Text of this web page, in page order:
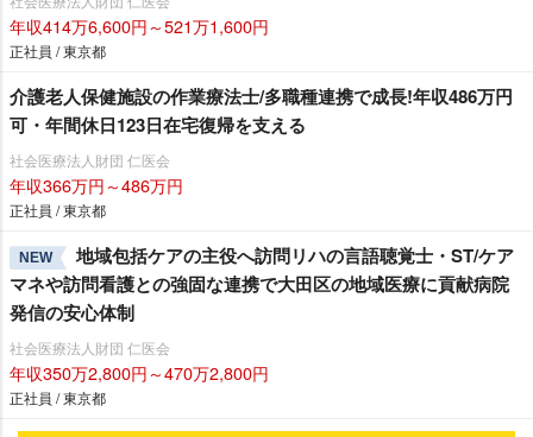
年収414万6,600円～521万1,600円
正社員 / 東京都
介護老人保健施設の作業療法士/多職種連携で成長!年収486万円
可・年間休日123日在宅復帰を支える
社会医療法人財団 仁医会
年収366万円～486万円
正社員 / 東京都
NEW
地域包括ケアの主役へ訪問リハの言語聴覚士・ST/ケア
マネや訪問看護との強固な連携で大田区の地域医療に貢献病院
発信の安心体制
社会医療法人財団 仁医会
年収350万2,800円～470万2,800円
正社員 / 東京都